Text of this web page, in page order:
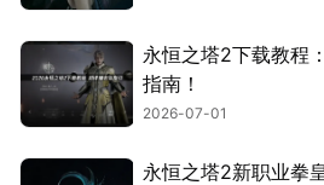
永恒之塔2下载教程
指南！
2026-07-01
永恒之塔2新职业拳